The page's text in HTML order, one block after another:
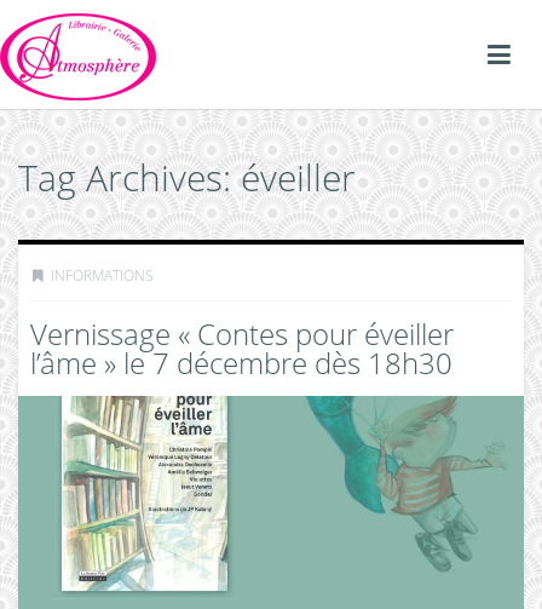
Tag Archives: éveiller
INFORMATIONS
Vernissage « Contes pour éveiller
l’âme » le 7 décembre dès 18h30